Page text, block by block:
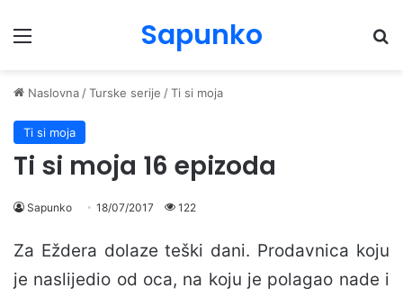
Menu Sapunko
Naslovna /Turske serije /Ti si moja
Ti si moja
Ti si moja 16 epizoda
Sapunko 18/07/2017 122
Za Eždera dolaze teški dani. Prodavnica koju
je naslijedio od oca, na koju je polagao nade i